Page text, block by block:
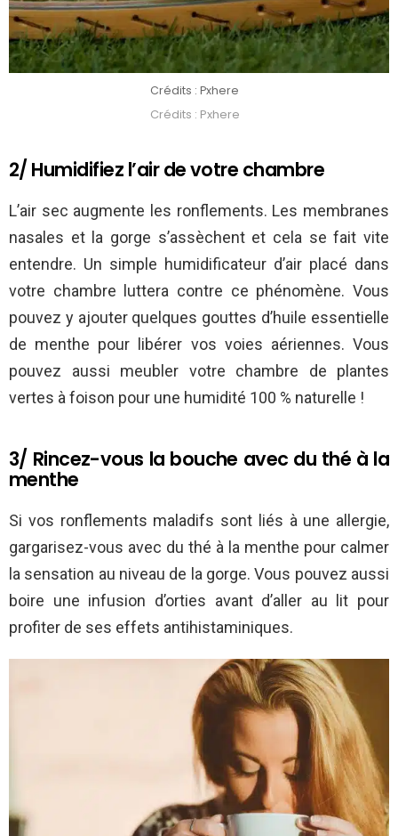
Crédits : Pxhere
Crédits : Pxhere
2/ Humidifiez l’air de votre chambre
L’air sec augmente les ronflements. Les membranes
nasales et la gorge s’assèchent et cela se fait vite
entendre. Un simple humidificateur d’air placé dans
votre chambre luttera contre ce phénomène. Vous
pouvez y ajouter quelques gouttes d’huile essentielle
de menthe pour libérer vos voies aériennes. Vous
pouvez aussi meubler votre chambre de plantes
vertes à foison pour une humidité 100 % naturelle !
3/ Rincez-vous la bouche avec du thé à la
menthe
Si vos ronflements maladifs sont liés à une allergie,
gargarisez-vous avec du thé à la menthe pour calmer
la sensation au niveau de la gorge. Vous pouvez aussi
boire une infusion d’orties avant d’aller au lit pour
profiter de ses effets antihistaminiques.